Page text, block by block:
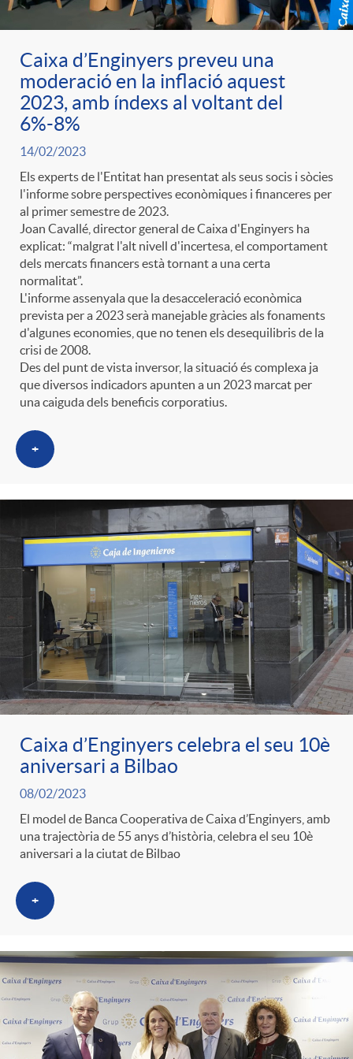
r
a
S
a
l
a
d
e
p
r
e
n
s
a
ó
p
e
r
c
a
t
e
g
o
r
i
e
s
t
e
n
i
d
o
A
n
c
l
a
F
i
t
r
o
C
a
t
e
l
i
c
a
d
o
r
d
e
o
n
t
i
n
g
u
t
Caixa d’Enginyers preveu una
moderació en la inflació aquest
2023, amb índexs al voltant del
6%-8%
14/02/2023
Els experts de l'Entitat han presentat als seus socis i sòcies
l'informe sobre perspectives econòmiques i financeres per
al primer semestre de 2023.
Joan Cavallé, director general de Caixa d'Enginyers ha
explicat: “malgrat l'alt nivell d'incertesa, el comportament
dels mercats financers està tornant a una certa
normalitat”.
L'informe assenyala que la desacceleració econòmica
prevista per a 2023 serà manejable gràcies als fonaments
d'algunes economies, que no tenen els desequilibris de la
crisi de 2008.
Des del punt de vista inversor, la situació és complexa ja
que diversos indicadors apunten a un 2023 marcat per
una caiguda dels beneficis corporatius.
+
Caixa d’Enginyers celebra el seu 10è
aniversari a Bilbao
08/02/2023
El model de Banca Cooperativa de Caixa d’Enginyers, amb
una trajectòria de 55 anys d’història, celebra el seu 10è
aniversari a la ciutat de Bilbao
+